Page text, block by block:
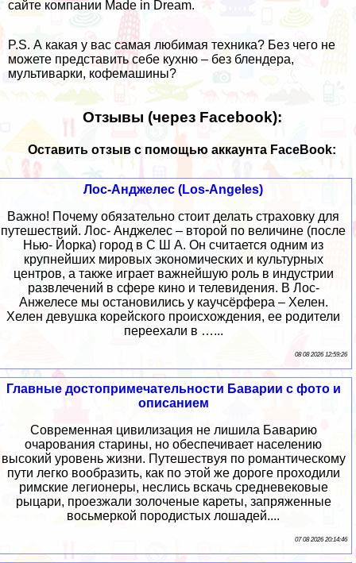
сайте компании Made in Dream.
P.S. А какая у вас самая любимая техника? Без чего не
можете представить себе кухню – без блендера,
мультиварки, кофемашины?
Отзывы (через Facebook):
Оставить отзыв с помощью аккаунта FaceBook:
Лос-Анджелес (Los-Angeles)
Важно! Почему обязательно стоит делать страховку для
путешествий. Лос- Анджелес – второй по величине (после
Нью- Йорка) город в С Ш А. Он считается одним из
крупнейших мировых экономических и культурных
центров, а также играет важнейшую роль в индустрии
развлечений в сфере кино и телевидения. В Лос-
Анжелесе мы остановились у каучсёрфера – Хелен.
Хелен девушка корейского происхождения, ее родители
переехали в …...
08 08 2026 12:59:26
Главные достопримечательности Баварии с фото и
описанием
Современная цивилизация не лишила Баварию
очарования старины, но обеспечивает населению
высокий уровень жизни. Путешествуя по романтическому
пути легко вообразить, как по этой же дороге проходили
римские легионеры, неслись вскачь средневековые
рыцари, проезжали золоченые кареты, запряженные
восьмеркой породистых лошадей....
07 08 2026 20:14:46